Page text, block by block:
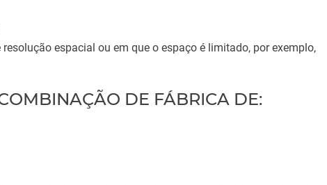
espacial ou em que o espaço é limitado, por exemplo,
DE FÁBRICA DE: